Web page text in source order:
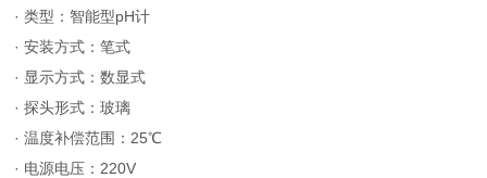
· 类型：智能型pH计
· 安装方式：笔式
· 显示方式：数显式
· 探头形式：玻璃
· 温度补偿范围：25℃
· 电源电压：220V